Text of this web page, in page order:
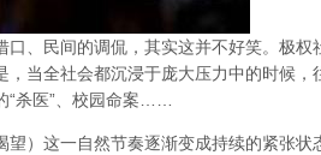
、民间的调侃，其实这并不好笑。极权
当全社会都沉浸于庞大压力中的时候，
“杀医” 、校园命案
望）这一自然节奏逐渐变成持续的紧张状